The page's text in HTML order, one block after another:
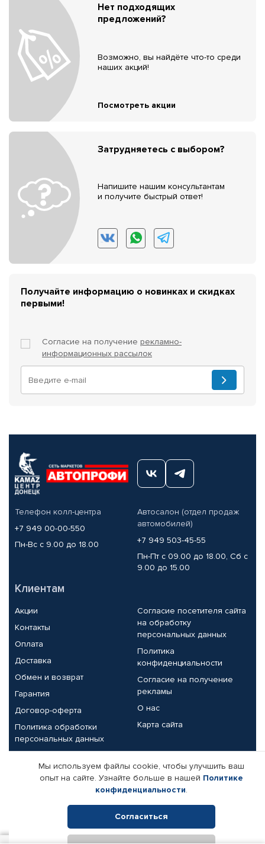
Нет подходящих
предложений?
Возможно, вы найдёте что-то среди
наших акций!
Посмотреть акции
Затрудняетесь с выбором?
Напишите нашим консультантам
и получите быстрый ответ!
Получайте информацию о новинках и скидках
первыми!
Согласие на получение рекламно-
информационных рассылок
Телефон колл-центра
+7 949 00-00-550
Пн-Вс с 9.00 до 18.00
Автосалон (отдел продаж
автомобилей)
+7 949 503-45-55
Пн-Пт с 09.00 до 18.00, Сб с
9.00 до 15.00
Клиентам
Акции
Контакты
Оплата
Доставка
Обмен и возврат
Гарантия
Договор-оферта
Политика обработки
персональных данных
Согласие посетителя сайта
на обработку
персональных данных
Политика
конфиденциальности
Согласие на получение
рекламы
О нас
Карта сайта
Партнерам
Корпоративным клиентам
Поставщикам
Реквизиты компании
Мы используем файлы cookie, чтобы улучшить ваш
опыт на сайте. Узнайте больше в нашей Политике
конфиденциальности.
Согласиться